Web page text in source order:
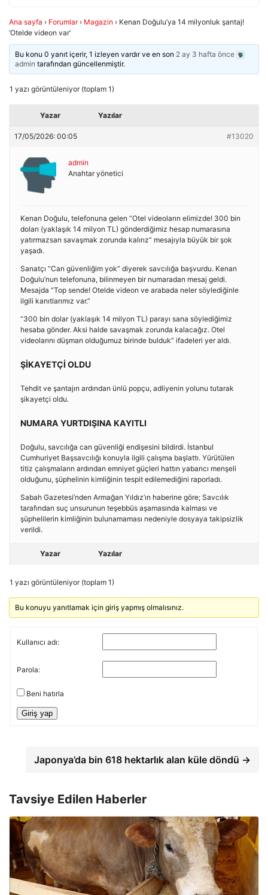
Ana sayfa › Forumlar › Magazin › Kenan Doğulu’ya 14 milyonluk şantaj!
‘Otelde videon var’
Bu konu 0 yanıt içerir, 1 izleyen vardır ve en son 2 ay 3 hafta önce
admin tarafından güncellenmiştir.
1 yazı görüntüleniyor (toplam 1)
Yazar Yazılar
17/05/2026: 00:05 #13020
admin
Anahtar yönetici
Kenan Doğulu, telefonuna gelen “Otel videoların elimizde! 300 bin
doları (yaklaşık 14 milyon TL) gönderdiğimiz hesap numarasına
yatırmazsan savaşmak zorunda kalırız” mesajıyla büyük bir şok
yaşadı.
Sanatçı “Can güvenliğim yok” diyerek savcılığa başvurdu. Kenan
Doğulu’nun telefonuna, bilinmeyen bir numaradan mesaj geldi.
Mesajda “Top sende! Otelde videon ve arabada neler söylediğinle
ilgili kanıtlarımız var.”
“300 bin dolar (yaklaşık 14 milyon TL) parayı sana söylediğimiz
hesaba gönder. Aksi halde savaşmak zorunda kalacağız. Otel
videolarını düşman olduğumuz birinde bulduk” ifadeleri yer aldı.
ŞİKAYETÇİ OLDU
Tehdit ve şantajın ardından ünlü popçu, adliyenin yolunu tutarak
şikayetçi oldu.
NUMARA YURTDIŞINA KAYITLI
Doğulu, savcılığa can güvenliği endişesini bildirdi. İstanbul
Cumhuriyet Başsavcılığı konuyla ilgili çalışma başlattı. Yürütülen
titiz çalışmaların ardından emniyet güçleri hattın yabancı menşeli
olduğunu, şüphelinin kimliğinin tespit edilemediğini raporladı.
Sabah Gazetesi’nden Armağan Yıldız’ın haberine göre; Savcılık
tarafından suç unsurunun teşebbüs aşamasında kalması ve
şüphelilerin kimliğinin bulunamaması nedeniyle dosyaya takipsizlik
verildi.
Yazar Yazılar
1 yazı görüntüleniyor (toplam 1)
Bu konuyu yanıtlamak için giriş yapmış olmalısınız.
Kullanıcı adı:
Parola:
Beni hatırla
Giriş yap
Japonya’da bin 618 hektarlık alan küle döndü →
Tavsiye Edilen Haberler